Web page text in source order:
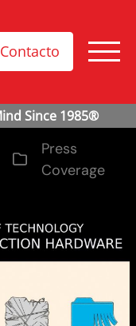
Contacto
Press
Coverage